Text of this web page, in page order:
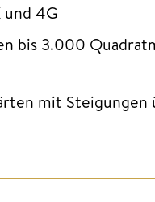
und 4G
bis 3.000
mit Steigungen